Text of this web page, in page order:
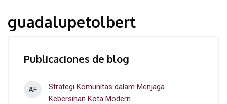
guadalupetolbert
Publicaciones de blog
AF
Strategi Komunitas dalam Menjaga
Kebersihan Kota Modern